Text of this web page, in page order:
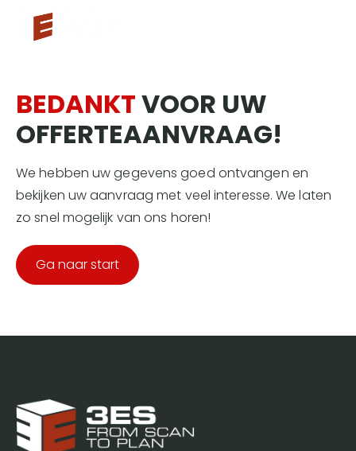
BEDANKTVOOR UW
OFFERTEAANVRAAG!
We hebben uw gegevens goed ontvangen en
bekijken uw aanvraag met veel interesse. We laten
zo snel mogelijk van ons horen!
Ga naar start